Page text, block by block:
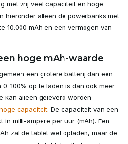
met vrij veel capaciteit en hoge
hieronder alleen de powerbanks met
10.000 mAh en een vermogen van
hoge mAh-waarde
een grotere batterij dan een
0-100% op te laden is dan ook meer
kan alleen geleverd worden
capaciteit. De capaciteit van een
in milli-ampere per uur (mAh). Een
zal de tablet wel opladen, maar de